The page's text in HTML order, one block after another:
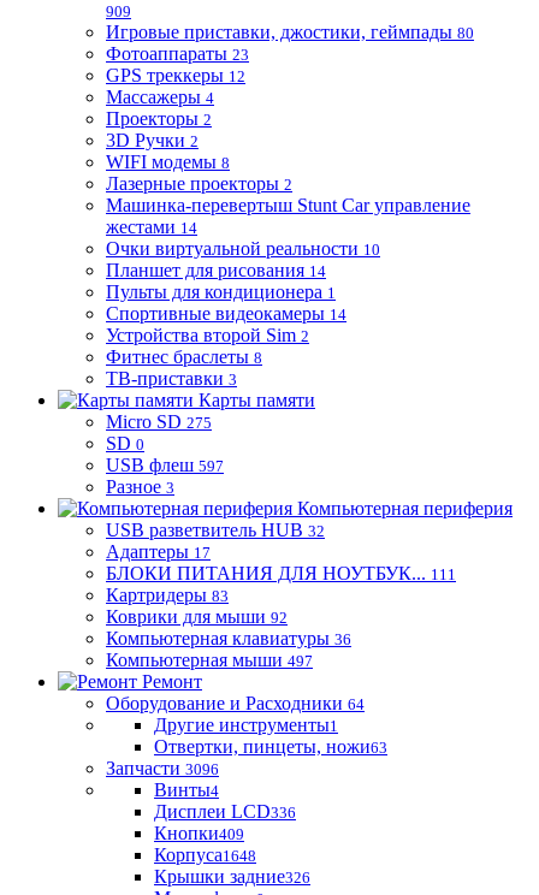
909
Игровые приставки, джостики, геймпады 80
Фотоаппараты 23
GPS треккеры 12
Массажеры 4
Проекторы 2
3D Ручки 2
WIFI модемы 8
Лазерные проекторы 2
Машинка-перевертыш Stunt Car управление
жестами 14
Очки виртуальной реальности 10
Планшет для рисования 14
Пульты для кондиционера 1
Спортивные видеокамеры 14
Устройства второй Sim 2
Фитнес браслеты 8
ТВ-приставки 3
Карты памяти
Micro SD 275
SD 0
USB флеш 597
Разное 3
Компьютерная периферия
USB разветвитель HUB 32
Адаптеры 17
БЛОКИ ПИТАНИЯ ДЛЯ НОУТБУК... 111
Картридеры 83
Коврики для мыши 92
Компьютерная клавиатуры 36
Компьютерная мыши 497
Ремонт
Оборудование и Расходники 64
Другие инструменты1
Отвертки, пинцеты, ножи63
Запчасти 3096
Винты4
Дисплеи LCD336
Кнопки409
Корпуса1648
Крышки задние326